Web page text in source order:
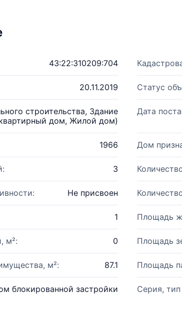
43:22:310209:704
20.11.2019 Статус
строительства, Здание
дом, Жилой дом)
Дата
1966 Дом
3
Не присвоен
1 Площадь
м²: 0 Площадь
м²: 87.1 Площадь
блокированной застройки Серия,